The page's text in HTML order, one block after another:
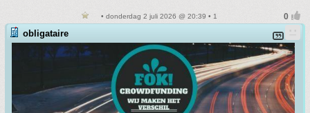
• donderdag 2 juli 2026 @ 20:39 • 1
obligataire